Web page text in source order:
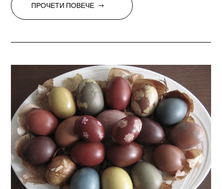
ПРОЧЕТИ ПОВЕЧЕ